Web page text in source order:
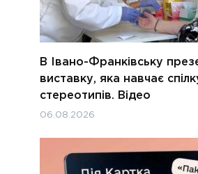
В Івано-Франківську
виставку, яка навчає
стереотипів. Відео
06.08.2026